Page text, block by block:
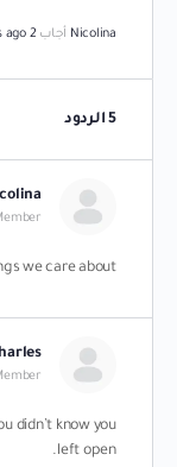
Nicolina أجاب 2 years, 7 months ago
5 الردود
we care about.
didn’t know you
left open.